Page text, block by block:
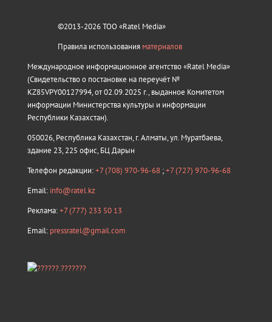
©2013-2026 ТОО «Ratel Media»
Правила использования материалов
Международное информационное агентство «Ratel Media»
(Свидетельство о постановке на переучёт №
KZ85VPY00127994, от 02.09.2025 г., выданное Комитетом
информации Министерства культуры и информации
Республики Казахстан).
050026, Республика Казахстан, г. Алматы, ул. Муратбаева,
здание 23, 225 офис, БЦ Дарын
Телефон редакции:+7 (708) 970-96-68 ;+7 (727) 970-96-68
Email: info@ratel.kz
Реклама:+7 (777) 233 50 13
Email: pressratel@gmail.com